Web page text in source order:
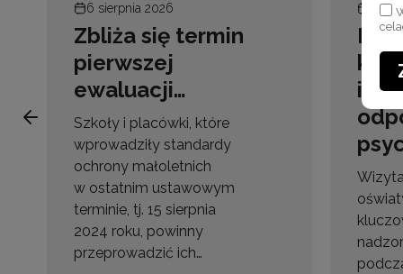
6 sierpnia 2026
Zbliża się termin
pierwszej
ewaluacji…
Szkoły i placówki, które
wprowadziły standardy
ochrony małoletnich
w ostatnim ustawowym
terminie, tj. 15 sierpnia
2024 roku, powinny
przeprowadzić ich…
6
i